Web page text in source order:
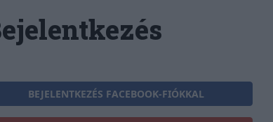
BEJELENTKEZÉS FACEBOOK-FIÓKKAL